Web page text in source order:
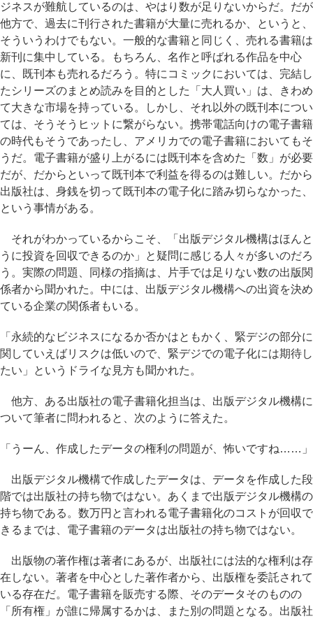
ジネスが難航しているのは、やはり数が足りないからだ。だが
他方で、過去に刊行された書籍が大量に売れるか、というと、
そういうわけでもない。一般的な書籍と同じく、売れる書籍は
新刊に集中している。もちろん、名作と呼ばれる作品を中心
に、既刊本も売れるだろう。特にコミックにおいては、完結し
たシリーズのまとめ読みを目的とした「大人買い」は、きわめ
て大きな市場を持っている。しかし、それ以外の既刊本につい
ては、そうそうヒットに繋がらない。携帯電話向けの電子書籍
の時代もそうであったし、アメリカでの電子書籍においてもそ
うだ。電子書籍が盛り上がるには既刊本を含めた「数」が必要
だが、だからといって既刊本で利益を得るのは難しい。だから
出版社は、身銭を切って既刊本の電子化に踏み切らなかった、
という事情がある。
それがわかっているからこそ、「出版デジタル機構はほんと
うに投資を回収できるのか」と疑問に感じる人々が多いのだろ
う。実際の問題、同様の指摘は、片手では足りない数の出版関
係者から聞かれた。中には、出版デジタル機構への出資を決め
ている企業の関係者もいる。
「永続的なビジネスになるか否かはともかく、緊デジの部分に
関していえばリスクは低いので、緊デジでの電子化には期待し
たい」というドライな見方も聞かれた。
他方、ある出版社の電子書籍化担当は、出版デジタル機構に
ついて筆者に問われると、次のように答えた。
「うーん、作成したデータの権利の問題が、怖いですね……」
出版デジタル機構で作成したデータは、データを作成した段
階では出版社の持ち物ではない。あくまで出版デジタル機構の
持ち物である。数万円と言われる電子書籍化のコストが回収で
きるまでは、電子書籍のデータは出版社の持ち物ではない。
出版物の著作権は著者にあるが、出版社には法的な権利は存
在しない。著者を中心とした著作者から、出版権を委託されて
いる存在だ。電子書籍を販売する際、そのデータそのものの
「所有権」が誰に帰属するかは、また別の問題となる。出版社